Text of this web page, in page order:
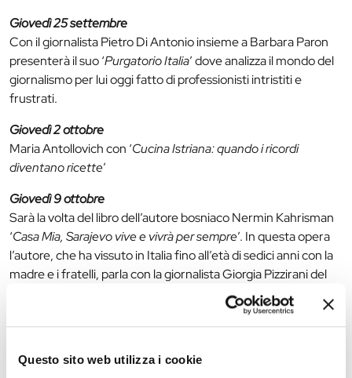
Questo sito web utilizza i cookie
Giovedì 25 settembre
Con il giornalista Pietro Di Antonio insieme a Barbara Paron
presenterà il suo ‘Purgatorio Italia’ dove analizza il mondo del
giornalismo per lui oggi fatto di professionisti intristiti e
frustrati.
Giovedì 2 ottobre
Maria Antollovich con ‘Cucina Istriana: quando i ricordi
diventano ricette’
Giovedì 9 ottobre
Sarà la volta del libro dell’autore bosniaco Nermin Kahrisman
‘Casa Mia, Sarajevo vive e vivrà per sempre’. In questa opera
l’autore, che ha vissuto in Italia fino all’età di sedici anni con la
madre e i fratelli, parla con la giornalista Giorgia Pizzirani del
suo ritorno in Bosnia Erzegovina e delle profonde ferite che
Opera tradotta da Giorgia Pizzirani di Gerard Palant ‘